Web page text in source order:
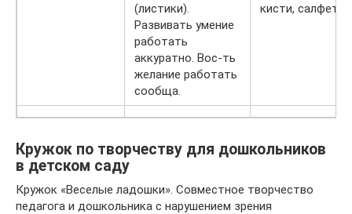
(листики).
Развивать умение
работать
аккуратно. Вос-ть
желание работать
сообща.
кисти,
Кружок по творчеству для дошкольников
в детском саду
Кружок «Веселые ладошки». Совместное творчество
педагога и дошкольника с нарушением зрения